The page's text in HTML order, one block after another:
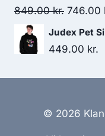
849.00kr. Original
price
was:
746.00
Judex Pet
449.00 kr.
© 2026